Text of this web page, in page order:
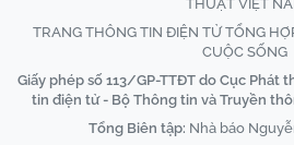
THUẬT VIỆT
TRANG THÔNG TIN ĐIỆN TỬ TỔNG
CUỘC SỐNG
Giấy phép số 113/GP-TTĐT do Cục Phát
tin điện tử - Bộ Thông tin và Truyền
Tổng Biên tập: Nhà báo